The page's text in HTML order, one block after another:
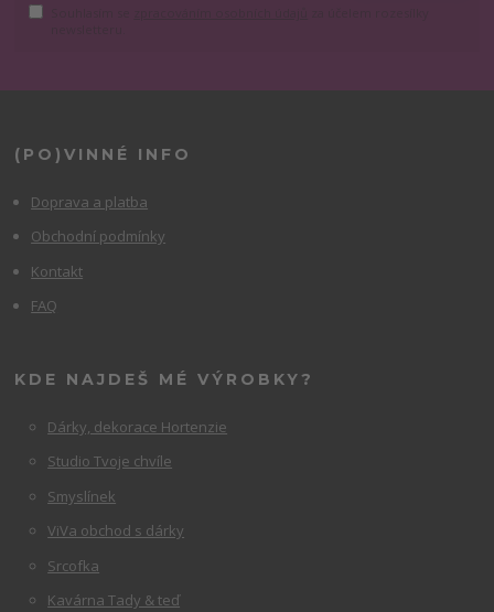
(PO)VINNÉ INFO
Doprava a platba
Obchodní podmínky
Kontakt
FAQ
KDE NAJDEŠ MÉ VÝROBKY?
Dárky, dekorace Hortenzie
Studio Tvoje chvíle
Smyslínek
ViVa obchod s dárky
Srcofka
Kavárna Tady & teď